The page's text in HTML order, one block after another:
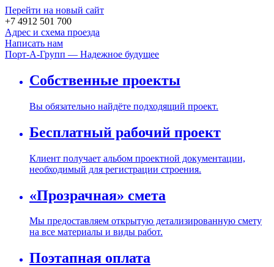
Перейти на новый сайт
+7 4912 501 700
Адрес и схема проезда
Написать нам
Порт-А-Групп — Надежное будущее
Собственные проекты
Вы обязательно найдёте подходящий проект.
Бесплатный рабочий проект
Клиент получает альбом проектной документации,
необходимый для регистрации строения.
«Прозрачная» смета
Мы предоставляем открытую детализированную смету
на все материалы и виды работ.
Поэтапная оплата